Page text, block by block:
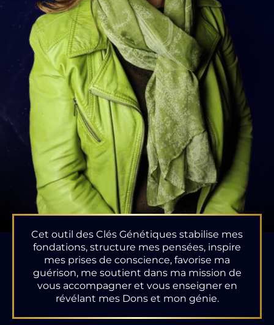
Cet outil des Clés Génétiques stabilise mes
fondations, structure mes pensées, inspire
mes prises de conscience, favorise ma
guérison, me soutient dans ma mission de
vous accompagner et vous enseigner en
révélant mes Dons et mon génie.